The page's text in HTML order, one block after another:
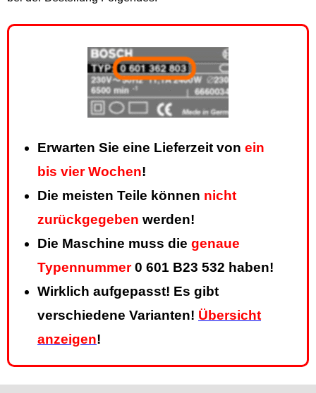
Erwarten Sie eine Lieferzeit von ein
bis vier Wochen!
Die meisten Teile können nicht
zurückgegeben werden!
Die Maschine muss die genaue
Typennummer0 601 B23 532 haben!
Wirklich aufgepasst! Es gibt
verschiedene Varianten! Übersicht
anzeigen!